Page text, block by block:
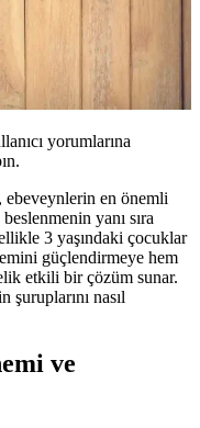
yorumlarına
ebeveynlerin en önemli
yanı sıra
3 yaşındaki çocuklar
güçlendirmeye hem
etkili bir çözüm sunar.
nasıl
ve